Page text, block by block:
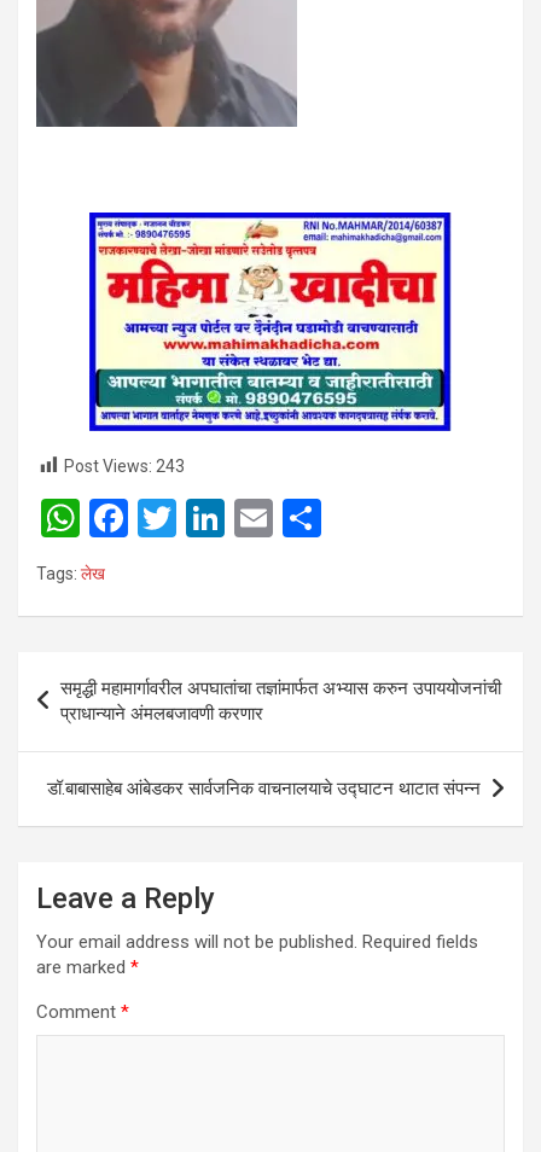
Post Views: 243
W
h
A
p
p
F
o
o
k
T
Li
n
E
Tags: लेख
navigation
समृद्धी महामार्गावरील अपघातांचा तज्ञांमार्फत अभ्यास करुन उपाययोजनांची
प्राधान्याने अंमलबजावणी करणार
डॉ.बाबासाहेब आंबेडकर सार्वजनिक वाचनालयाचे उद्घाटन थाटात संपन्न
Leave a Reply
Your email address will not be published. Required fields
are marked *
Comment *